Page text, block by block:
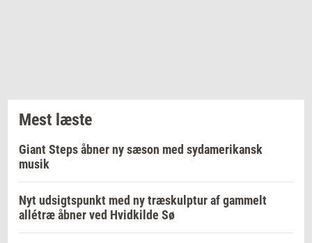
Mest læste
Giant Steps åbner ny sæson med sydamerikansk
musik
Nyt udsigtspunkt med ny træskulptur af gammelt
allétræ åbner ved Hvidkilde Sø